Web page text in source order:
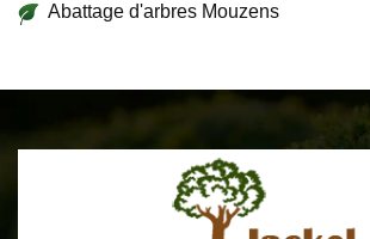
Abattage d'arbres Mouzens